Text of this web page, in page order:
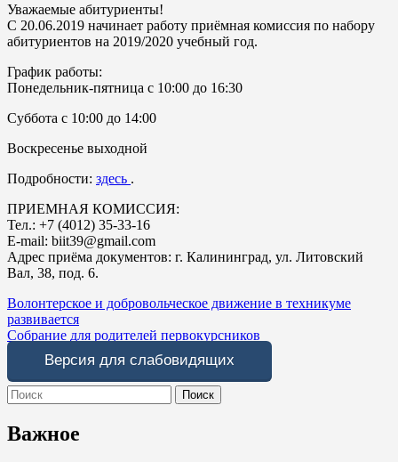
Уважаемые абитуриенты!
С 20.06.2019 начинает работу приёмная комиссия по набору
абитуриентов на 2019/2020 учебный год.
График работы:
Понедельник-пятница с 10:00 до 16:30
Суббота с 10:00 до 14:00
Воскресенье выходной
Подробности: здесь .
ПРИЕМНАЯ КОМИССИЯ:
Тел.: +7 (4012) 35-33-16
Е-mail: biit39@gmail.com
Адрес приёма документов: г. Калининград, ул. Литовский
Вал, 38, под. 6.
Навигация
по
записям
Волонтерское и добровольческое движение в техникуме
развивается
Собрание для родителей первокурсников
Версия для слабовидящих
Search
for:
Важное